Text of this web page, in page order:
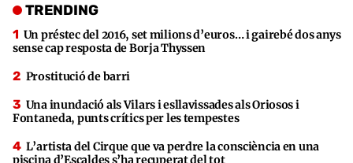
TRENDING
Un préstec del 2016, set milions d’euros… i gairebé dos anys
sense cap resposta de Borja Thyssen
Prostitució de barri
Una inundació als Vilars i esllavissades als Oriosos i
Fontaneda, punts crítics per les tempestes
L’artista del Cirque que va perdre la consciència en una
piscina d’Escaldes s’ha recuperat del tot